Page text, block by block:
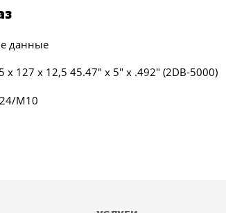
данные
x 127 x 12,5 45.47" x 5" x .492" (2DB-5000)
M10